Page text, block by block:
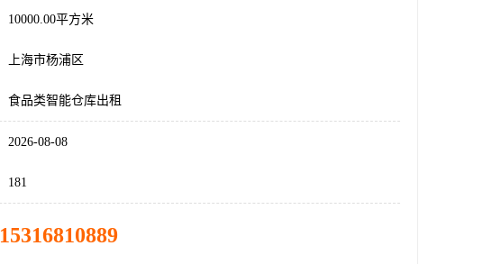
10000.00平方米
上海市杨浦区
食品类智能仓库出租
2026-08-08
181
15316810889